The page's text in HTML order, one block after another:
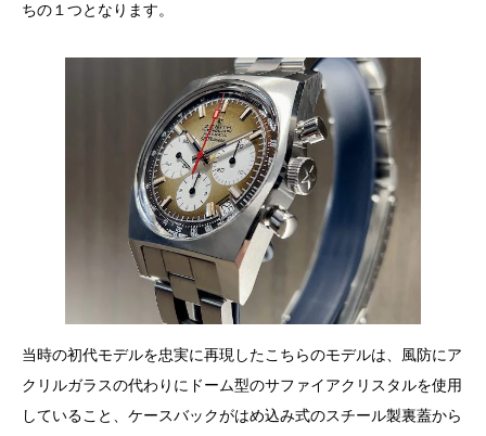
ちの１つとなります。
当時の初代モデルを忠実に再現したこちらのモデルは、風防にア
クリルガラスの代わりにドーム型のサファイアクリスタルを使用
していること、ケースバックがはめ込み式のスチール製裏蓋から